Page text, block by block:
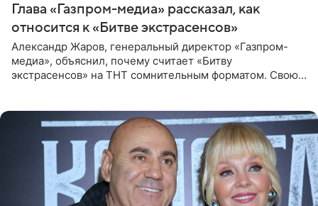
Глава «Газпром-медиа» рассказал, как
относится к «Битве экстрасенсов»
Александр Жаров, генеральный директор «Газпром-
медиа», объяснил, почему считает «Битву
экстрасенсов» на ТНТ сомнительным форматом. Свою